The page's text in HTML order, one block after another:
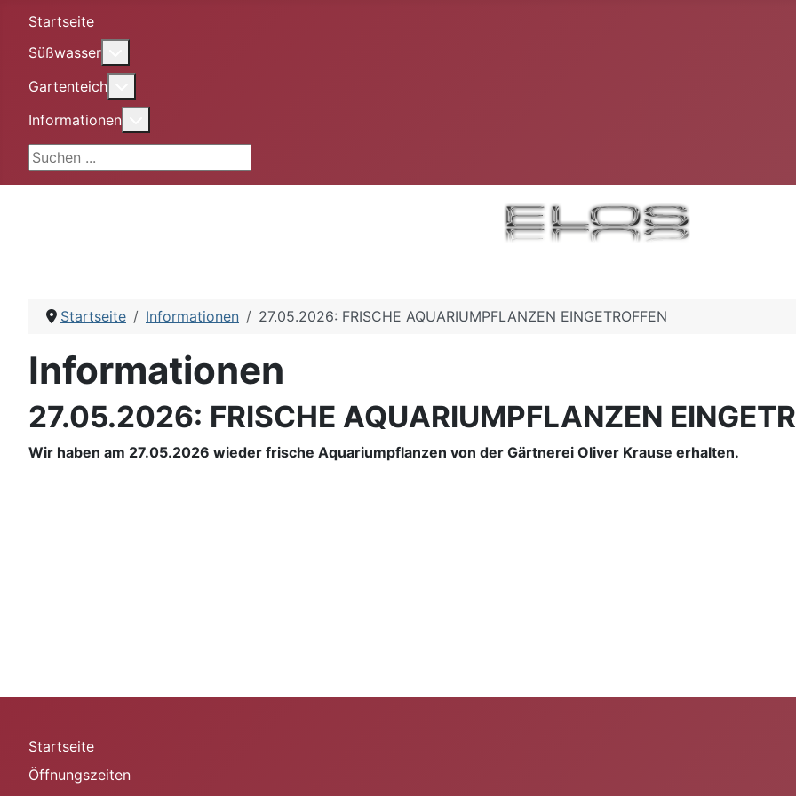
Startseite
Süßwasser
Gartenteich
Informationen
Suchen ...
Startseite Informationen 27.05.2026: FRISCHE AQUARIUMPFLANZEN EINGETROFFEN
Informationen
27.05.2026: FRISCHE AQUARIUMPFLANZEN
Wir haben am 27.05.2026 wieder frische Aquariumpflanzen von der Gärtnerei Oliver Krause erhalten.
Startseite
Öffnungszeiten